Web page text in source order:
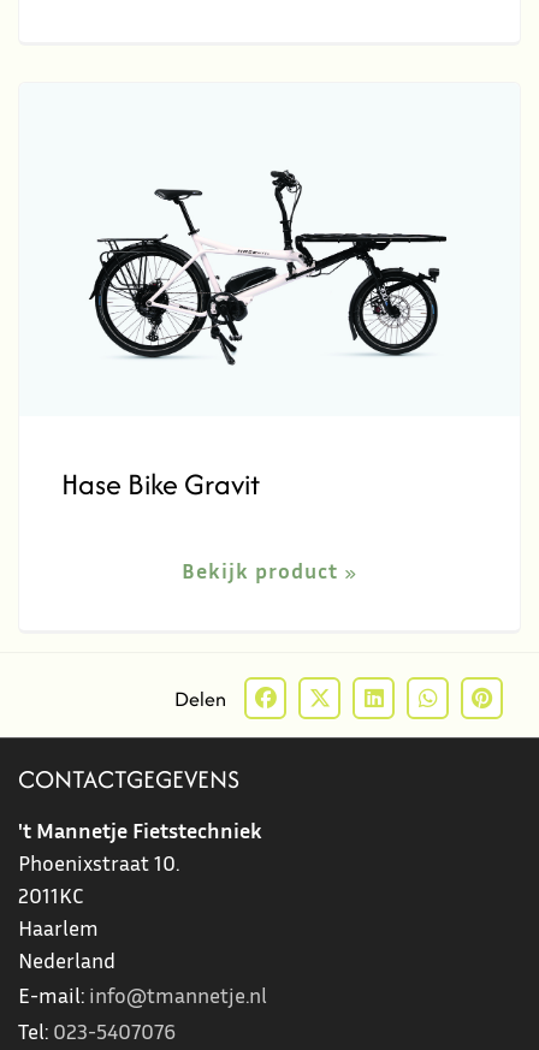
Hase Bike Gravit
Bekijk product
Delen
CONTACTGEGEVENS
't Mannetje Fietstechniek
Phoenixstraat 10.
2011KC
Haarlem
Nederland
E-mail: info@tmannetje.nl
Tel: 023-5407076